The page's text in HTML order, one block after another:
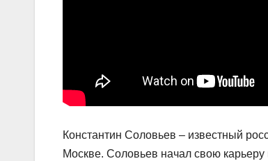
Константин Соловьев – известный
Москве. Соловьев начал свою карьеру